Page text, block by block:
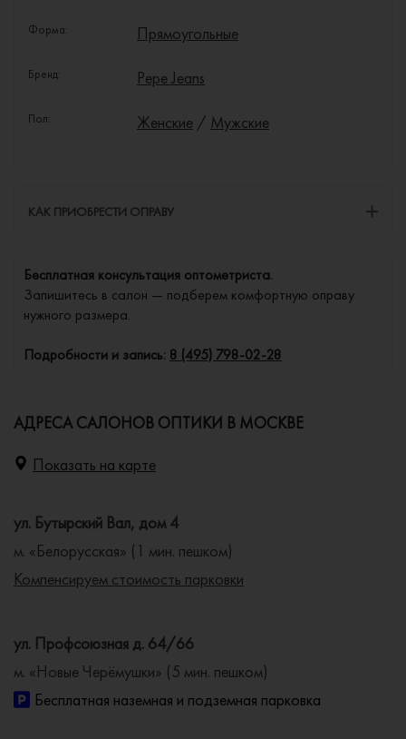
Форма: Прямоугольные
Бренд: Pepe Jeans
Пол: Женские / Мужские
КАК ПРИОБРЕСТИ ОПРАВУ
Бесплатная консультация оптометриста.
Запишитесь в салон — подберем комфортную оправу
нужного размера.
Подробности и запись: 8 (495) 798-02-28
АДРЕСА САЛОНОВ ОПТИКИ В МОСКВЕ
Показать на карте
ул. Бутырский Вал, дом 4
м. «Белорусская» (1 мин. пешком)
Компенсируем стоимость парковки
ул. Профсоюзная д. 64/66
м. «Новые Черёмушки» (5 мин. пешком)
Бесплатная наземная и подземная парковка